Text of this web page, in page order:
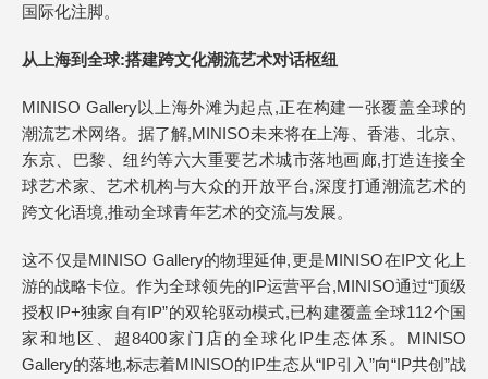
国际化注脚。
从上海到全球:搭建跨文化潮流艺术对话枢纽
MINISO Gallery以上海外滩为起点,正在构建一张覆盖全球的
潮流艺术网络。据了解,MINISO未来将在上海、香港、北京、
东京、巴黎、纽约等六大重要艺术城市落地画廊,打造连接全
球艺术家、艺术机构与大众的开放平台,深度打通潮流艺术的
跨文化语境,推动全球青年艺术的交流与发展。
这不仅是MINISO Gallery的物理延伸,更是MINISO在IP文化上
游的战略卡位。作为全球领先的IP运营平台,MINISO通过“顶级
授权IP+独家自有IP”的双轮驱动模式,已构建覆盖全球112个国
家和地区、超8400家门店的全球化IP生态体系。MINISO
Gallery的落地,标志着MINISO的IP生态从“IP引入”向“IP共创”战